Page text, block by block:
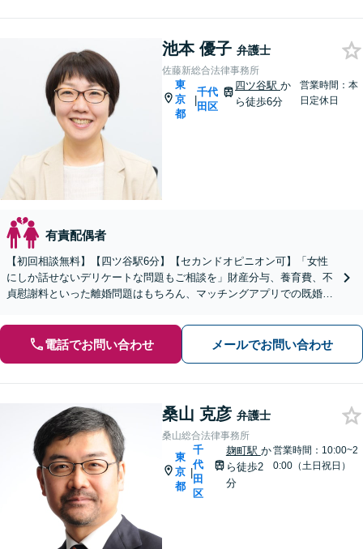
池本 優子 弁護士
佐藤新総合法律事務所
東
京
都
|
千代
田区
四ツ谷駅か
ら徒歩6分
営業時間：本
日定休日
有責配偶者
【初回相談無料】【四ツ谷駅6分】【セカンドオピニオン可】「女性
にしか話せないデリケートな問題もご相談を」財産分与、養育費、不
貞慰謝料といった離婚問題はもちろん、マッチングアプリでの既婚者
電話でお問い合わせ メールでお問い合わせ
桑山 克彦 弁護士
桑山総合法律事務所
東
京
都
|
千
代
田
区
麹町駅 か
ら徒歩2
分
営業時間：10:00~2
0:00（土日祝日）